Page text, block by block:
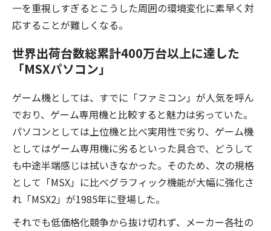
一を重視しすぎるとこうした周囲の環境変化に素早く対
応することが難しくなる。
世界出荷台数総累計400万台以上に達した
「MSXパソコン」
ゲーム機としては、すでに「ファミコン」が人気を呼ん
でおり、ゲーム専用機と比較すると魅力は劣っていた。
パソコンとしては上位機と比べ実用性で劣り、ゲーム機
としてはゲーム専用機に劣るといった具合で、どうして
も中途半端感じは拭いきなかった。そのため、次の規格
として「MSX」に比べグラフィック機能が大幅に強化さ
れ「MSX2」が1985年に登場した。
それでも低価格化競争から抜け切れず、メーカー各社の